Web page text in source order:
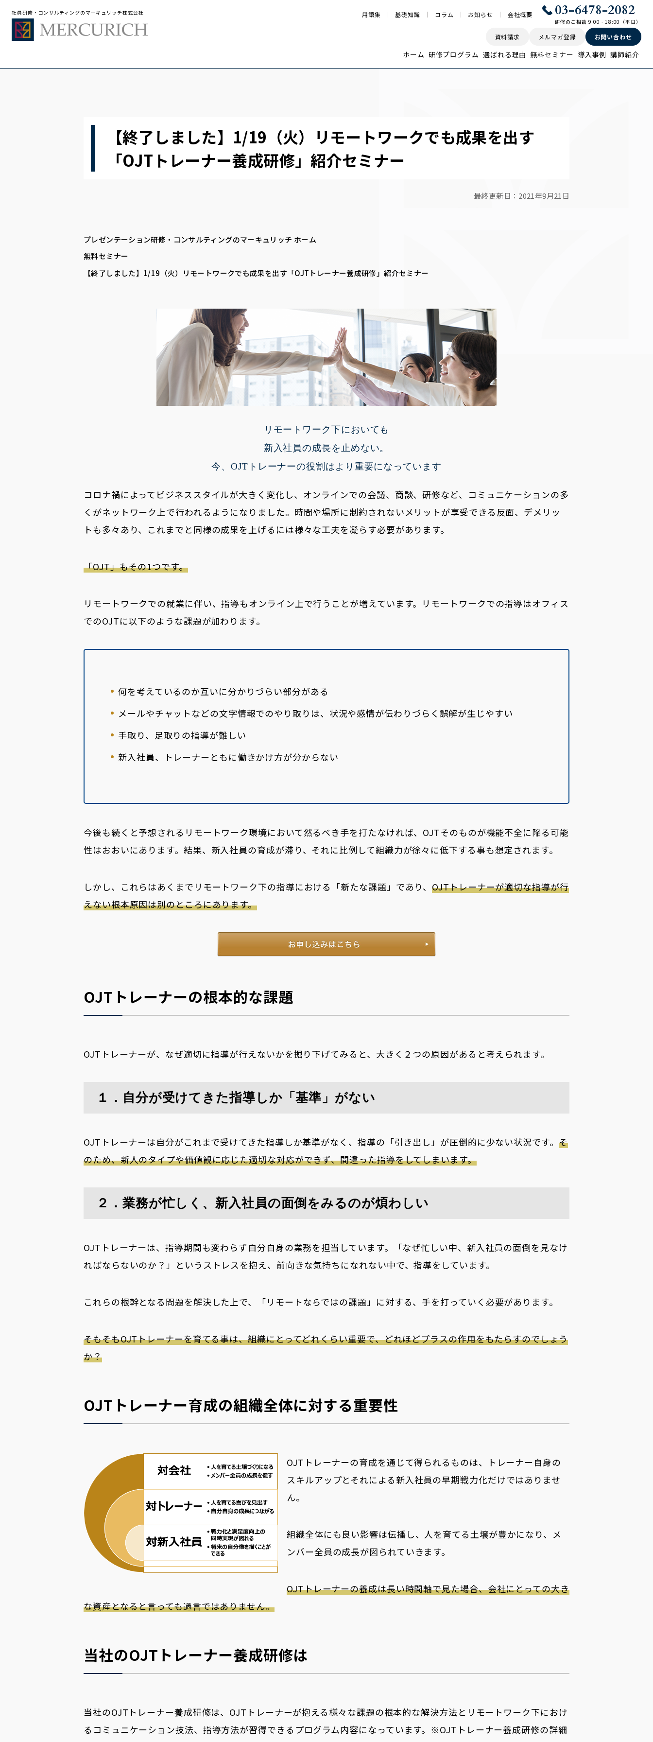
社員研修・コンサルティングのマーキュリッチ株式会社 用語集 基礎知識 コラム お知らせ 会社概要 03-6478-2082
研修のご相談 9:00 - 18:00（平日）
資料請求 メルマガ登録 お問い合わせ
ホーム 研修プログラム 選ばれる理由 無料セミナー 導入事例 講師紹介
【終了しました】1/19（火）リモートワークでも成果を出す
「OJTトレーナー養成研修」紹介セミナー
最終更新日： 2021年9月21日
プレゼンテーション研修・コンサルティングのマーキュリッチ ホーム
無料セミナー
【終了しました】1/19（火）リモートワークでも成果を出す「OJTトレーナー養成研修」紹介セミナー
リモートワーク下においても
新入社員の成長を止めない。
今、OJTトレーナーの役割はより重要になっています
コロナ禍によってビジネススタイルが大きく変化し、オンラインでの会議、商談、研修など、コミュニケーションの多
くがネットワーク上で行われるようになりました。時間や場所に制約されないメリットが享受できる反面、デメリッ
トも多々あり、これまでと同様の成果を上げるには様々な工夫を凝らす必要があります。
「OJT」もその1つです。
リモートワークでの就業に伴い、指導もオンライン上で行うことが増えています。リモートワークでの指導はオフィス
でのOJTに以下のような課題が加わります。
何を考えているのか互いに分かりづらい部分がある
メールやチャットなどの文字情報でのやり取りは、状況や感情が伝わりづらく誤解が生じやすい
手取り、足取りの指導が難しい
新入社員、トレーナーともに働きかけ方が分からない
今後も続くと予想されるリモートワーク環境において然るべき手を打たなければ、OJTそのものが機能不全に陥る可能
性はおおいにあります。結果、新入社員の育成が滞り、それに比例して組織力が徐々に低下する事も想定されます。
しかし、これらはあくまでリモートワーク下の指導における「新たな課題」であり、OJTトレーナーが適切な指導が行
えない根本原因は別のところにあります。
OJTトレーナーの根本的な課題
OJTトレーナーが、なぜ適切に指導が行えないかを掘り下げてみると、大きく２つの原因があると考えられます。
１．自分が受けてきた指導しか「基準」がない
OJTトレーナーは自分がこれまで受けてきた指導しか基準がなく、指導の「引き出し」が圧倒的に少ない状況です。 そ
のため、新人のタイプや価値観に応じた適切な対応ができず、間違った指導をしてしまいます。
２．業務が忙しく、新入社員の面倒をみるのが煩わしい
OJTトレーナーは、指導期間も変わらず自分自身の業務を担当しています。「なぜ忙しい中、新入社員の面倒を見なけ
ればならないのか？」というストレスを抱え、前向きな気持ちになれない中で、指導をしています。
これらの根幹となる問題を解決した上で、「リモートならではの課題」に対する、手を打っていく必要があります。
そもそもOJTトレーナーを育てる事は、組織にとってどれくらい重要で、どれほどプラスの作用をもたらすのでしょう
か？
OJTトレーナー育成の組織全体に対する重要性
OJTトレーナーの育成を通じて得られるものは、トレーナー自身の
スキルアップとそれによる新入社員の早期戦力化だけではありませ
ん。
組織全体にも良い影響は伝播し、人を育てる土壌が豊かになり、メ
ンバー全員の成長が図られていきます。
OJTトレーナーの養成は長い時間軸で見た場合、会社にとっての大き
な資産となると言っても過言ではありません。
当社のOJTトレーナー養成研修は
当社のOJTトレーナー養成研修は、OJTトレーナーが抱える様々な課題の根本的な解決方法とリモートワーク下におけ
るコミュニケーション技法、指導方法が習得できるプログラム内容になっています。※OJTトレーナー養成研修の詳細